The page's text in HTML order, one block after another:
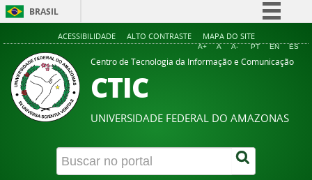
BRASIL
Simplifique!
Comunica BR
Legislação
Canais
ACESSIBILIDADE ALTO CONTRASTE MAPA DO SITE
A+ A A- PT EN ES
Centro de Tecnologia da Informação e Comunicação
CTIC
UNIVERSIDADE FEDERAL DO AMAZONAS